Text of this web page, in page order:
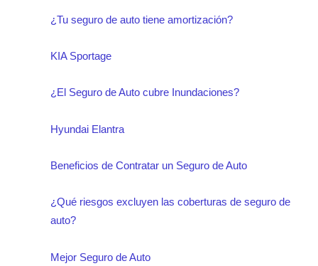
¿Tu seguro de auto tiene amortización?
KIA Sportage
¿El Seguro de Auto cubre Inundaciones?
Hyundai Elantra
Beneficios de Contratar un Seguro de Auto
¿Qué riesgos excluyen las coberturas de seguro de
auto?
Mejor Seguro de Auto